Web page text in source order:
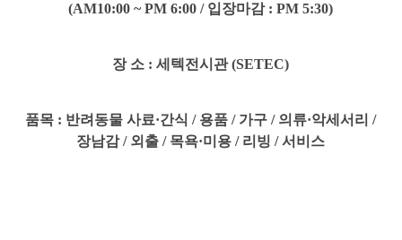
​(AM10:00 ~ PM 6:00 / 입장마감 : PM 5:30)
장 소 : 세텍전시관 (SETEC)
품목 : 반려동물 사료·간식 / 용품 / 가구 / 의류·악세서리 /
장남감 / 외출 / 목욕·미용 / 리빙 / 서비스